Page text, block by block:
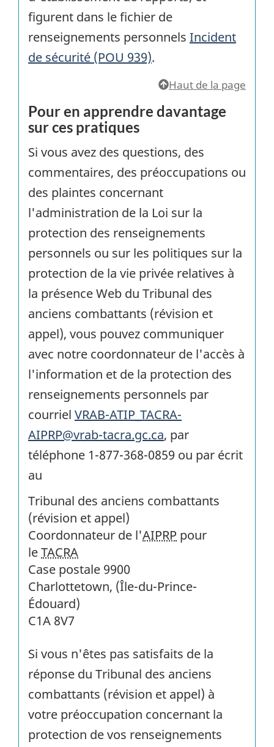
figurent dans le fichier de
renseignements personnels Incident
de sécurité (POU 939).
Haut de la page
Pour en apprendre davantage
sur ces pratiques
Si vous avez des questions, des
commentaires, des préoccupations ou
des plaintes concernant
l'administration de la Loi sur la
protection des renseignements
personnels ou sur les politiques sur la
protection de la vie privée relatives à
la présence Web du Tribunal des
anciens combattants (révision et
appel), vous pouvez communiquer
avec notre coordonnateur de l'accès à
l'information et de la protection des
renseignements personnels par
courriel VRAB-ATIP_TACRA-
AIPRP@vrab-tacra.gc.ca, par
téléphone 1-877-368-0859 ou par écrit
au
Tribunal des anciens combattants
(révision et appel)
Coordonnateur de l'AIPRP pour
leTACRA
Case postale 9900
Charlottetown, (Île-du-Prince-
Édouard)
C1A 8V7
Si vous n'êtes pas satisfaits de la
réponse du Tribunal des anciens
combattants (révision et appel) à
votre préoccupation concernant la
protection de vos renseignements